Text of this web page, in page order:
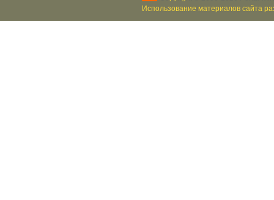
Использование материалов сайта